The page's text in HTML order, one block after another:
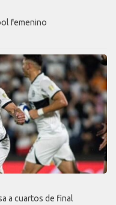
femenino
a cuartos de final